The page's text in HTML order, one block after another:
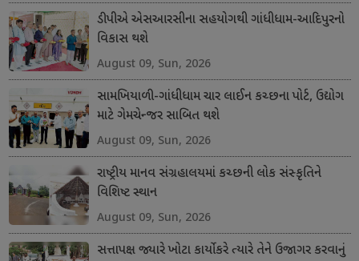
ડીપીએ એસઆરસીના સહયોગથી ગાંધીધામ-આદિપુરનો
વિકાસ થશે
August 09, Sun, 2026
સામખિયાળી-ગાંધીધામ ચાર લાઈન કચ્છના પોર્ટ, ઉદ્યોગ
માટે ગેમચેન્જર સાબિત થશે
August 09, Sun, 2026
રાષ્ટ્રીય માનવ સંગ્રહાલયમાં કચ્છની લોક સંસ્કૃતિને
વિશિષ્ટ સ્થાન
August 09, Sun, 2026
સત્તાપક્ષ જ્યારે ખોટા કાર્યો કરે ત્યારે તેને ઉજાગર કરવાનું